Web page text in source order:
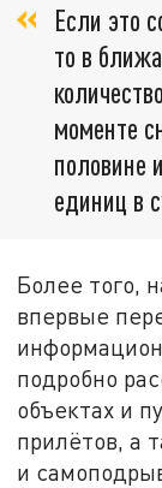
Если это
то в
моменте
половине
единиц в
Более того,
впервые
подробно
объектах и
прилётов, а
и